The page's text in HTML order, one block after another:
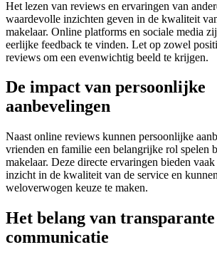
Het lezen van reviews en ervaringen van
waardevolle inzichten geven in de kwaliteit
makelaar. Online platforms en sociale media
eerlijke feedback te vinden. Let op zowel
reviews om een evenwichtig beeld te krijgen.
De impact van persoonlijke
aanbevelingen
Naast online reviews kunnen persoonlijke
vrienden en familie een belangrijke rol spelen
makelaar. Deze directe ervaringen bieden
inzicht in de kwaliteit van de service en
weloverwogen keuze te maken.
Het belang van transparante
communicatie